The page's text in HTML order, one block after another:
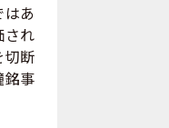
あ
され
切断
銘事